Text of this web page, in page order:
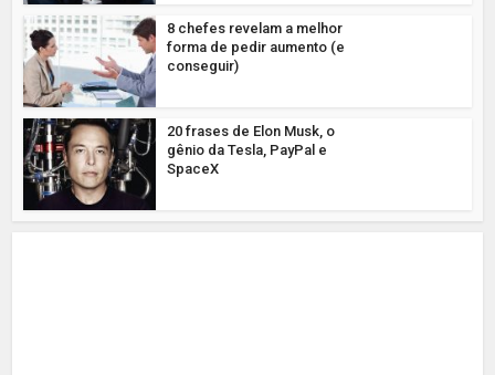
8 chefes revelam a melhor
forma de pedir aumento (e
conseguir)
20 frases de Elon Musk, o
gênio da Tesla, PayPal e
SpaceX